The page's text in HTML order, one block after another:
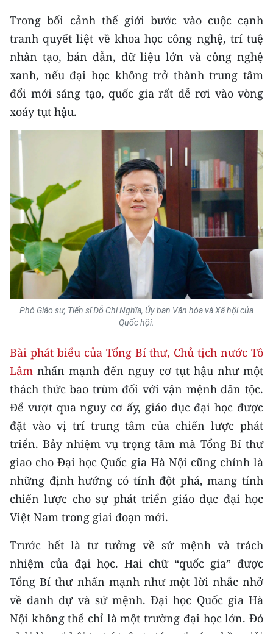
Ảnh
Infographic
TIN MỚI
TIN ĐỊA PHƯƠNG
Trung du và miền núi phía Bắc
Đồng bằng sông Hồng
Bắc Trung Bộ
Duyên hải Nam Trung Bộ và Tây
Nguyên
Đông Nam Bộ
Đồng bằng sông Cửu Long
Chuyên trang TP. Hồ Chí Minh
CHUYÊN ĐỀ
CÁC CHUYÊN TRANG
VỀ BÁO NHÂN DÂN
THỜI NAY
NHÂN DÂN CUỐI TUẦN
NHÂN DÂN HẰNG THÁNG
MUA BÁO
ĐỌC BÁO IN
Trong bối cảnh thế giới bước vào cuộc cạnh
tranh quyết liệt về khoa học công nghệ, trí tuệ
nhân tạo, bán dẫn, dữ liệu lớn và công nghệ
xanh, nếu đại học không trở thành trung tâm
đổi mới sáng tạo, quốc gia rất dễ rơi vào vòng
xoáy tụt hậu.
Phó Giáo sư, Tiến sĩ Đỗ Chí Nghĩa, Ủy ban Văn hóa và Xã hội của
Quốc hội.
Bài phát biểu của Tổng Bí thư, Chủ tịch nước Tô
Lâm nhấn mạnh đến nguy cơ tụt hậu như một
thách thức bao trùm đối với vận mệnh dân tộc.
Để vượt qua nguy cơ ấy, giáo dục đại học được
đặt vào vị trí trung tâm của chiến lược phát
triển. Bảy nhiệm vụ trọng tâm mà Tổng Bí thư
giao cho Đại học Quốc gia Hà Nội cũng chính là
những định hướng có tính đột phá, mang tính
chiến lược cho sự phát triển giáo dục đại học
Việt Nam trong giai đoạn mới.
Trước hết là tư tưởng về sứ mệnh và trách
nhiệm của đại học. Hai chữ “quốc gia” được
Tổng Bí thư nhấn mạnh như một lời nhắc nhở
về danh dự và sứ mệnh. Đại học Quốc gia Hà
Nội không thể chỉ là một trường đại học lớn. Đó